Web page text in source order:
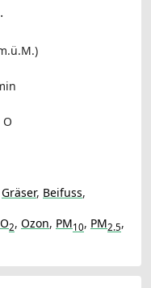
Gräser, Beifuss,
2, Ozon, PM10, PM2.5,